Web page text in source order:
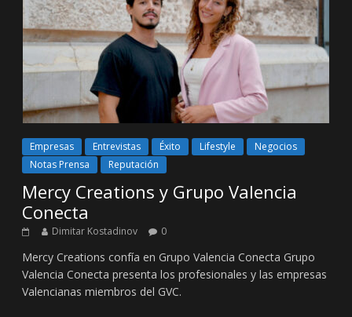
Empresas Entrevistas Éxito Lifestyle
Negocios
Notas Prensa
Reputación
Mercy Creations y Grupo Valencia
Conecta
Dimitar Kostadinov 0
Mercy Creations confía en Grupo Valencia Conecta Grupo
Valencia Conecta presenta los profesionales y las empresas
Valencianas miembros del GVC.